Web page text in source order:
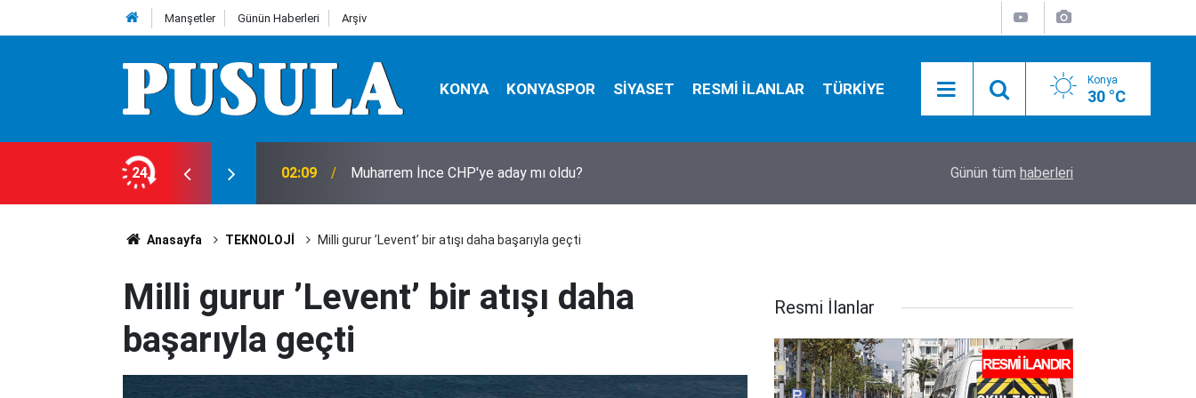
Manşetler Günün Haberleri Arşiv
KONYA KONYASPOR SİYASET RESMİ İLANLAR TÜRKİYE Konya
30 °C
24 02:09 Muharrem İnce CHP'ye aday mı oldu? Altının kilogram fiyatı uçtu!
Günün tüm haberleri
Anasayfa TEKNOLOJİ Milli gurur ’Levent’ bir atışı daha başarıyla geçti
Milli gurur ’Levent’ bir atışı daha
başarıyla geçti
Resmi İlanlar